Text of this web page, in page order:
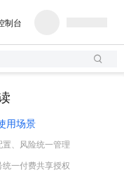
制台
用场景
置、风险统一管理
统一付费共享授权
（原SSL证书）
现可信的WEB访问
有专属领域专家
一站式影视创作平台
产力的边界
创新助力计划
贴，五大权
OPC 成功
划
赋能合作
划